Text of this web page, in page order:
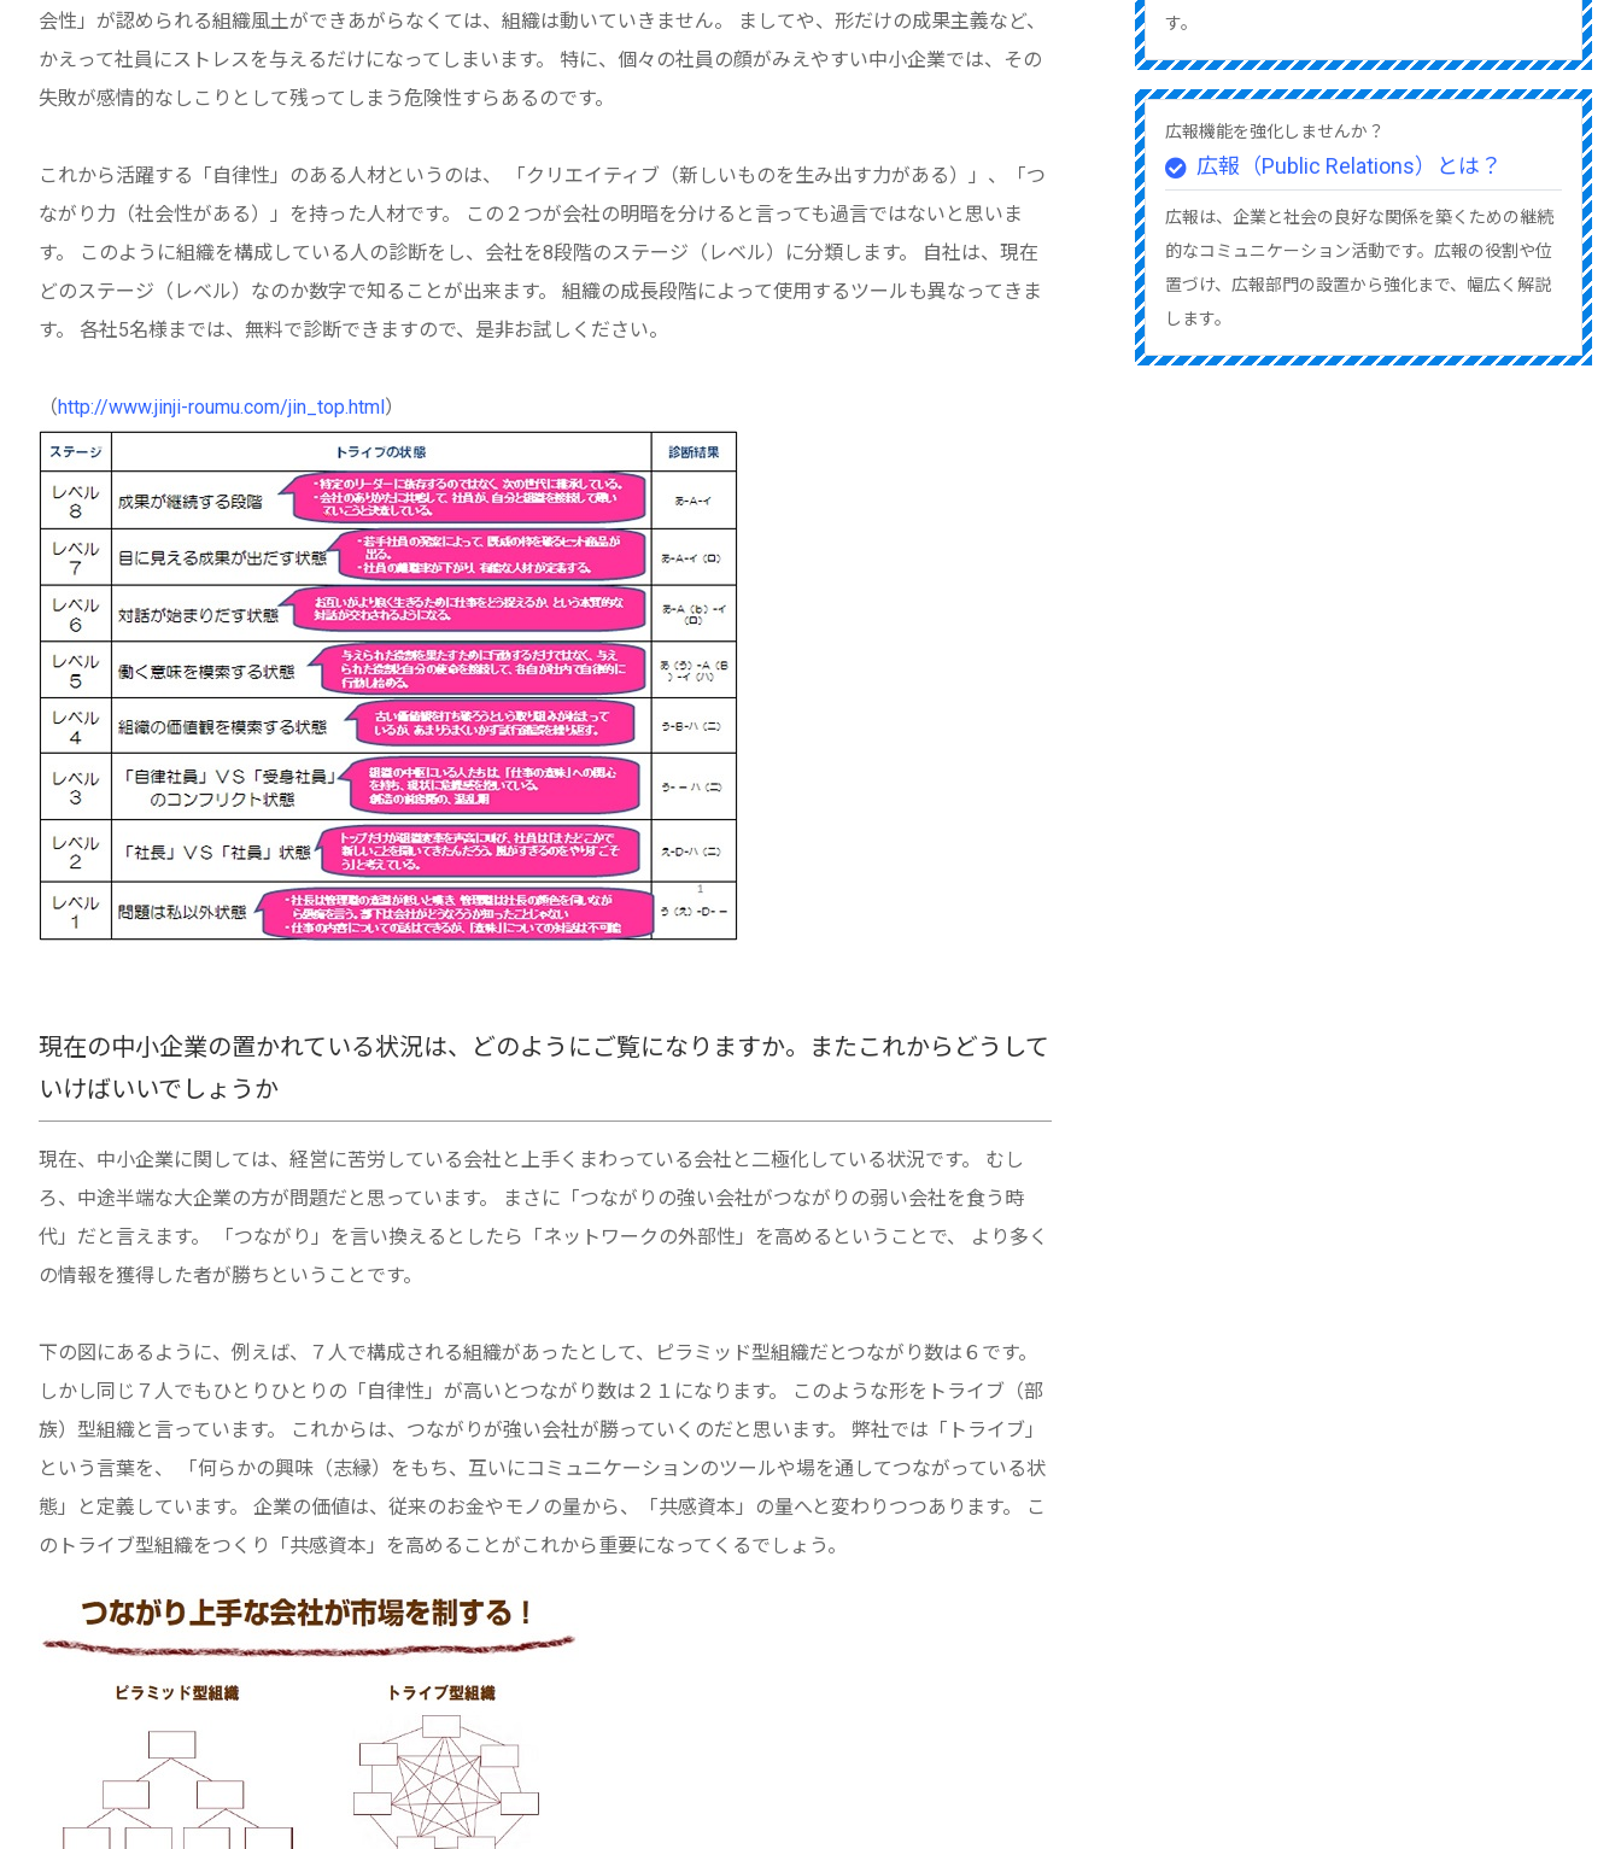
会性」が認められる組織風土ができあがらなくては、組織は動いていきません。 ましてや、形だけの成果主義など、
かえって社員にストレスを与えるだけになってしまいます。 特に、個々の社員の顔がみえやすい中小企業では、その
失敗が感情的なしこりとして残ってしまう危険性すらあるのです。
これから活躍する「自律性」のある人材というのは、 「クリエイティブ（新しいものを生み出す力がある）」、「つ
ながり力（社会性がある）」を持った人材です。 この２つが会社の明暗を分けると言っても過言ではないと思いま
す。 このように組織を構成している人の診断をし、会社を8段階のステージ（レベル）に分類します。 自社は、現在
どのステージ（レベル）なのか数字で知ることが出来ます。 組織の成長段階によって使用するツールも異なってきま
す。 各社5名様までは、無料で診断できますので、是非お試しください。
（http://www.jinji-roumu.com/jin_top.html）
現在の中小企業の置かれている状況は、どのようにご覧になりますか。またこれからどうして
いけばいいでしょうか
現在、中小企業に関しては、経営に苦労している会社と上手くまわっている会社と二極化している状況です。 むし
ろ、中途半端な大企業の方が問題だと思っています。 まさに「つながりの強い会社がつながりの弱い会社を食う時
代」だと言えます。 「つながり」を言い換えるとしたら「ネットワークの外部性」を高めるということで、 より多く
の情報を獲得した者が勝ちということです。
下の図にあるように、例えば、７人で構成される組織があったとして、ピラミッド型組織だとつながり数は６です。
しかし同じ７人でもひとりひとりの「自律性」が高いとつながり数は２１になります。 このような形をトライブ（部
族）型組織と言っています。 これからは、つながりが強い会社が勝っていくのだと思います。 弊社では「トライブ」
という言葉を、 「何らかの興味（志縁）をもち、互いにコミュニケーションのツールや場を通してつながっている状
態」と定義しています。 企業の価値は、従来のお金やモノの量から、「共感資本」の量へと変わりつつあります。 こ
のトライブ型組織をつくり「共感資本」を高めることがこれから重要になってくるでしょう。
す。
広報機能を強化しませんか？
広報（Public Relations）とは？
広報は、企業と社会の良好な関係を築くための継続
的なコミュニケーション活動です。広報の役割や位
置づけ、広報部門の設置から強化まで、幅広く解説
します。